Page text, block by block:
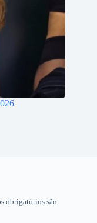
obrigatórios são